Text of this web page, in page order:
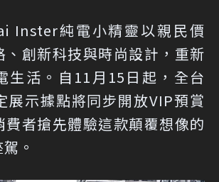
Inster純電小精靈以親民價
、創新科技與時尚設計，重新
生活。自11月15日起，全台
示據點將同步開放VIP預賞
費者搶先體驗這款顛覆想像的
。